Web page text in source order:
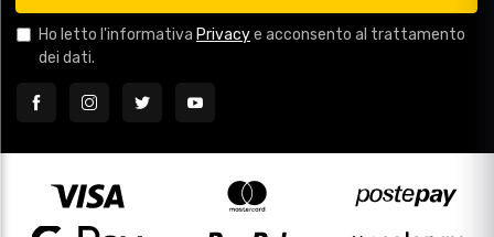
Ho letto l'informativa Privacye acconsento al trattamento
dei dati.